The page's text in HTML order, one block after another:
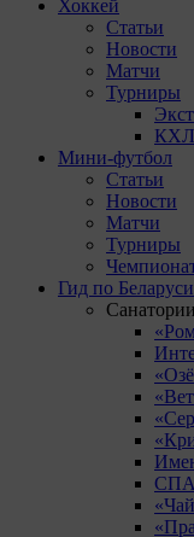
Хоккей
Статьи
Новости
Матчи
Турниры
КХЛ
Мини-футбол
Статьи
Новости
Матчи
Турниры
Гид по Беларуси
Санатории